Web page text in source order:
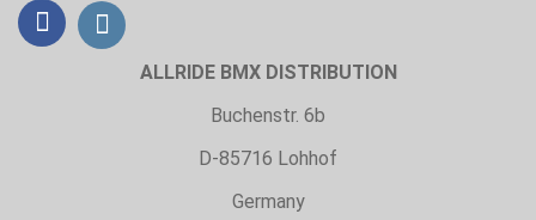
ALLRIDE BMX DISTRIBUTION
Buchenstr. 6b
D-85716 Lohhof
Germany